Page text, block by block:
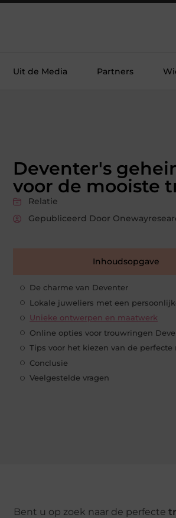
Uit de Media Partners
Deventer's
voor de mooiste
Relatie
Gepubliceerd Door
Inhoudsopgave
De charme van Deventer
Lokale juweliers met een
Unieke ontwerpen en maatwerk
Online opties voor trouwringen
Tips voor het kiezen van de perfecte
Conclusie
Veelgestelde vragen
Bent u op zoek naar de perfecte